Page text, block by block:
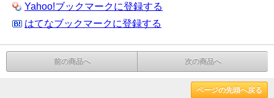
Yahoo!ブックマークに登録する
はてなブックマークに登録する
前の商品へ 次の商品へ
ページの先頭へ戻る